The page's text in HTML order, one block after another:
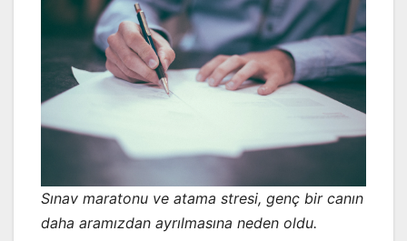
Sınav maratonu ve atama stresi, genç bir canın
daha aramızdan ayrılmasına neden oldu.